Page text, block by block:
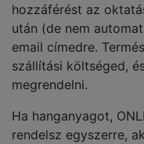
hozzáférést az
után (de nem
email címedre.
szállítási költséged,
megrendelni.
Ha hanganyagot,
rendelsz egyszerre,